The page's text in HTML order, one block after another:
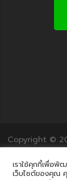
Copyright ©
เราใช้คุกกี้เพื่อพั
เว็บไซต์ของคุณ